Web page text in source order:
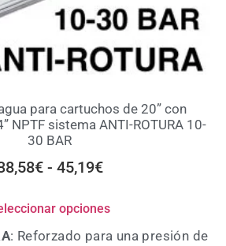
para cartuchos de 20” con
NPTF sistema ANTI-ROTURA 10-
30 BAR
€ - 45,19€
opciones
: Reforzado para una presión de